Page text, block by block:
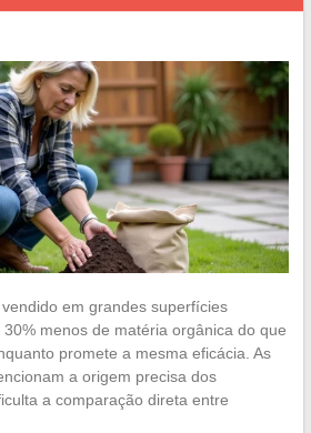
em grandes superfícies
menos de matéria orgânica do que
promete a mesma eficácia. As
a origem precisa dos
a comparação direta entre